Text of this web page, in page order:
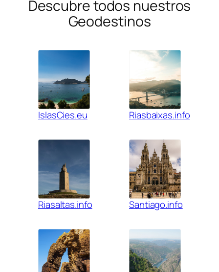
Descubre todos nuestros
Geodestinos
IslasCies.eu Riasbaixas.info
Riasaltas.info Santiago.info